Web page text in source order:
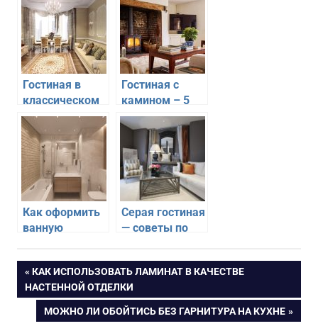
Гостиная в
классическом
стиле —
простой и
элегантный
интерьер
Гостиная с
камином – 5
лучших
вариантов
дизайна
Как оформить
ванную
пастельных
тонах
Серая гостиная
— советы по
Навигация
по
ПРЕДЫДУЩАЯ
ЗАПИСЬ:
КАК ИСПОЛЬЗОВАТЬ ЛАМИНАТ В КАЧЕСТВЕ
НАСТЕННОЙ ОТДЕЛКИ
СЛЕДУЮЩАЯ
МОЖНО ЛИ ОБОЙТИСЬ БЕЗ ГАРНИТУРА НА КУХНЕ